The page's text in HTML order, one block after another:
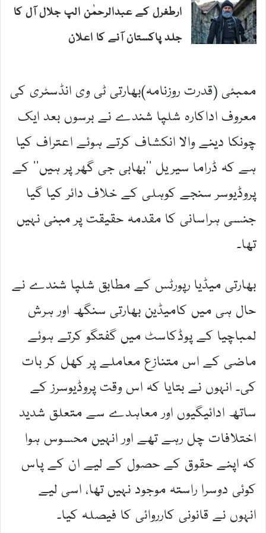
ارطغرل کے عبدالرحمٰن الپ جلال آل کا
جلد پاکستان آنے کا اعلان
ممبئی (قدرت روزنامہ)بھارتی ٹی وی انڈسٹری کی
معروف اداکارہ شلپا شندے نے برسوں بعد ایک
چونکا دینے والا انکشاف کرتے ہوئے اعتراف کیا
ہے کہ ڈراما سیریل ’’بھابی جی گھر پر ہیں‘‘ کے
پروڈیوسر سنجے کوہلی کے خلاف دائر کیا گیا
جنسی ہراسانی کا مقدمہ حقیقت پر مبنی نہیں
تھا۔
بھارتی میڈیا رپورٹس کے مطابق شلپا شندے نے
حال ہی میں کامیڈین بھارتی سنگھ اور ہرش
لمباچیا کے پوڈکاسٹ میں گفتگو کرتے ہوئے
ماضی کے اس متنازع معاملے پر کھل کر بات
کی۔ انہوں نے بتایا کہ اس وقت پروڈیوسرز کے
ساتھ ادائیگیوں اور معاہدے سے متعلق شدید
اختلافات چل رہے تھے اور انہیں محسوس ہوا
کہ اپنے حقوق کے حصول کے لیے ان کے پاس
کوئی دوسرا راستہ موجود نہیں تھا، اسی لیے
انہوں نے قانونی کارروائی کا فیصلہ کیا۔